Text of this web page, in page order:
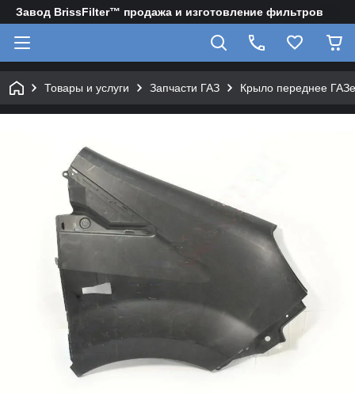
Завод BrissFilter™ продажа и изготовление фильтров
Товары и услуги Запчасти ГАЗ Крыло переднее